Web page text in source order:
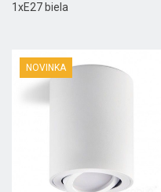
1xE27 biela
NOVINKA